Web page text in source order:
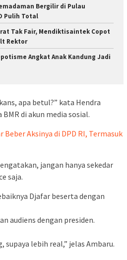
Bergilir di Pulau
Pulih Total
Tak Fair, Mendiktisaintek Copot
Rektor
Angkat Anak Kandung Jadi
apa betul?” kata Hendra
di akun media sosial.
Aksinya di DPD RI, Termasuk
jangan hanya sekedar
saja.
Djafar beserta dengan
audiens dengan presiden.
lebih real,” jelas Ambaru.